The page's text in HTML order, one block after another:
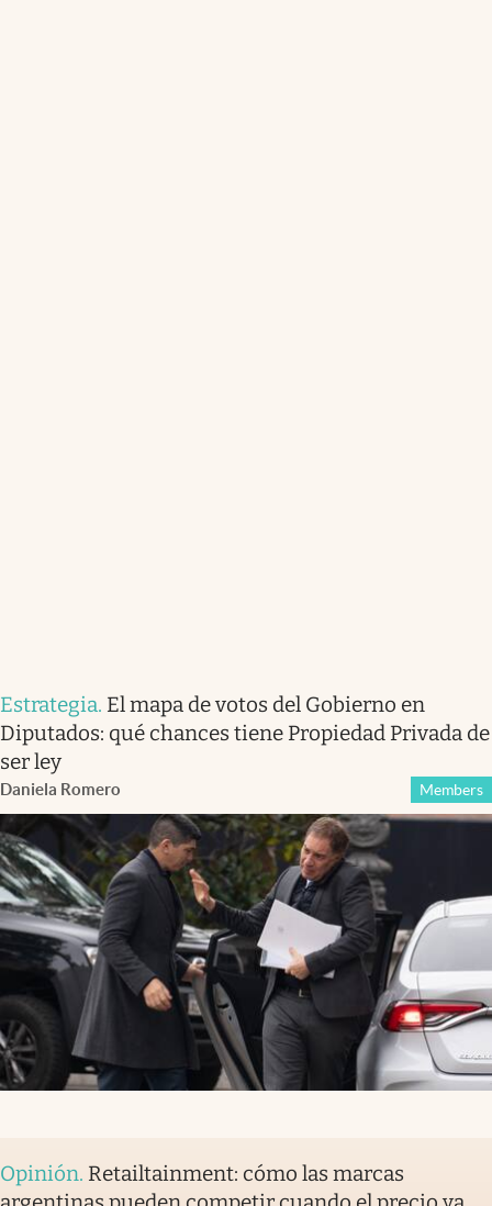
Estrategia. El mapa de votos del Gobierno en
Diputados: qué chances tiene Propiedad Privada de
ser ley
Daniela Romero Members
Opinión. Retailtainment: cómo las marcas